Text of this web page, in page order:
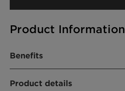
Product Information
Benefits
after feel
Product details